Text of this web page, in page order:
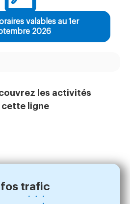
valables au 1er
2026
les activités
cette ligne
trafic